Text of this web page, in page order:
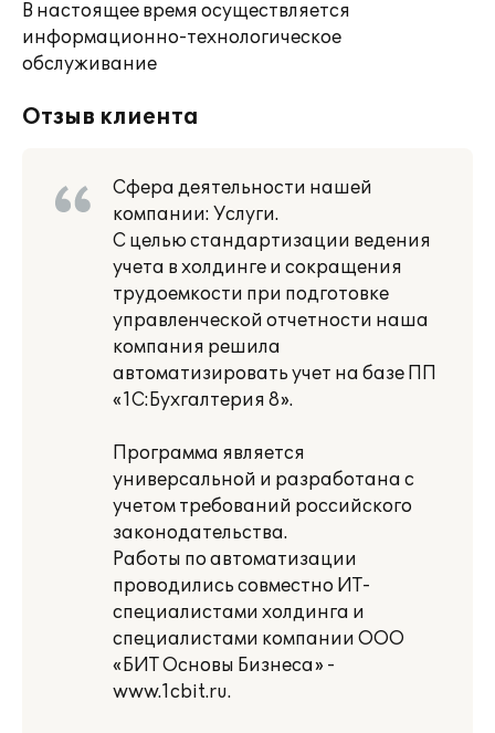
В настоящее время осуществляется
информационно-технологическое
обслуживание
Отзыв клиента
Сфера деятельности нашей
компании: Услуги.
С целью стандартизации ведения
учета в холдинге и сокращения
трудоемкости при подготовке
управленческой отчетности наша
компания решила
автоматизировать учет на базе ПП
«1С:Бухгалтерия 8».
Программа является
универсальной и разработана с
учетом требований российского
законодательства.
Работы по автоматизации
проводились совместно ИТ-
специалистами холдинга и
специалистами компании ООО
«БИТ Основы Бизнеса» -
www.1cbit.ru.